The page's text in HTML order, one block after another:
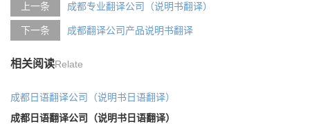
上一条 成都专业翻译公司（说明书翻译）
下一条 成都翻译公司产品说明书翻译
相关阅读Relate
成都日语翻译公司（说明书日语翻译）
成都日语翻译公司（说明书日语翻译）